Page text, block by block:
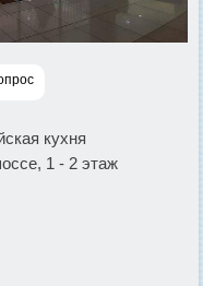
кухня
1 - 2 этаж